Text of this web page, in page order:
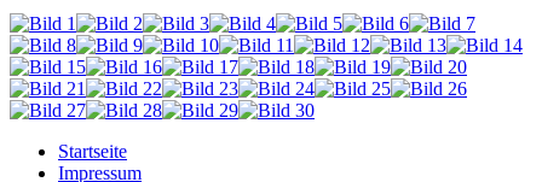
Startseite
Impressum